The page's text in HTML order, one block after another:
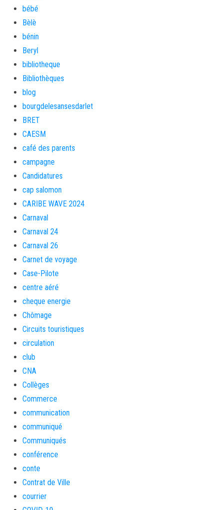
bébé
Bèlè
bénin
Beryl
bibliotheque
Bibliothèques
blog
bourgdelesansesdarlet
BRET
CAESM
café des parents
campagne
Candidatures
cap salomon
CARIBE WAVE 2024
Carnaval
Carnaval 24
Carnaval 26
Carnet de voyage
Case-Pilote
centre aéré
cheque energie
Chômage
Circuits touristiques
circulation
club
CNA
Collèges
Commerce
communication
communiqué
Communiqués
conférence
conte
Contrat de Ville
courrier